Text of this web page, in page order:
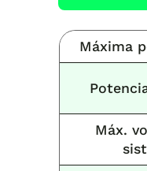
Máxima
Máx.